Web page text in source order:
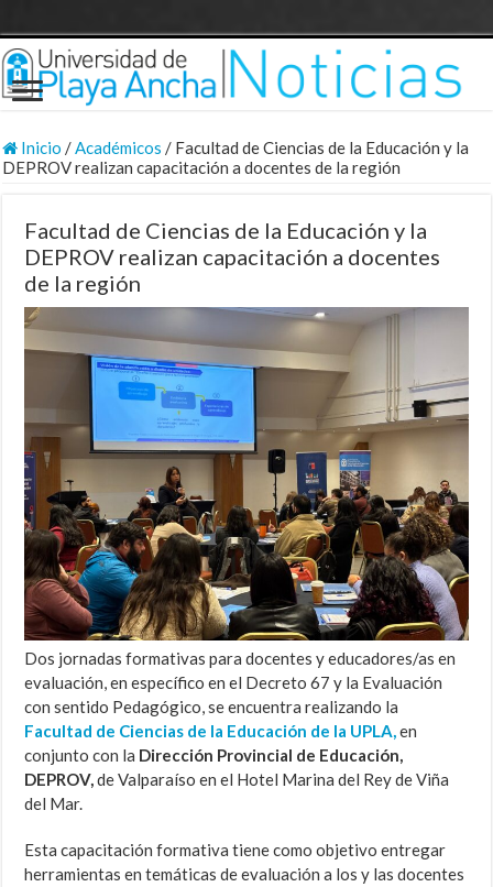
Inicio /Académicos / Facultad de Ciencias de la Educación y la
DEPROV realizan capacitación a docentes de la región
Facultad de Ciencias de la Educación y la
DEPROV realizan capacitación a docentes
de la región
Dos jornadas formativas para docentes y educadores/as en
evaluación, en específico en el Decreto 67 y la Evaluación
con sentido Pedagógico, se encuentra realizando la
Facultad de Ciencias de la Educación de la UPLA,en
conjunto con la Dirección Provincial de Educación,
DEPROV,de Valparaíso en el Hotel Marina del Rey de Viña
del Mar.
Esta capacitación formativa tiene como objetivo entregar
herramientas en temáticas de evaluación a los y las docentes